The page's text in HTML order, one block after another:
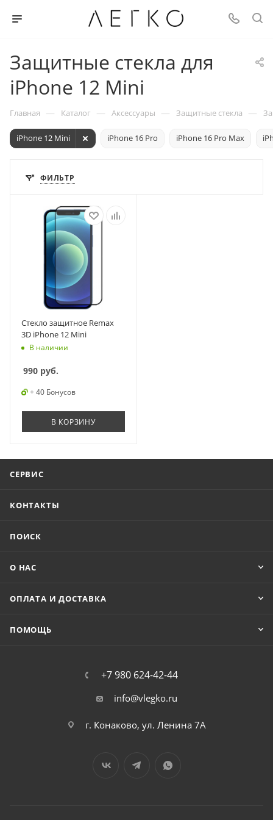
Защитные стекла для
iPhone 12 Mini
Главная — Каталог — Аксессуары — Защитные стекла —
iPhone 16 Pro iPhone 16 Pro Max
iPhone 12 Mini
ФИЛЬТР
Стекло защитное Remax
3D iPhone 12 Mini
В наличии
990 руб.
+ 40 Бонусов
В КОРЗИНУ
СЕРВИС
КОНТАКТЫ
ПОИСК
О НАС
ОПЛАТА И ДОСТАВКА
ПОМОЩЬ
+7 980 624-42-44
info@vlegko.ru
г. Конаково, ул. Ленина 7А